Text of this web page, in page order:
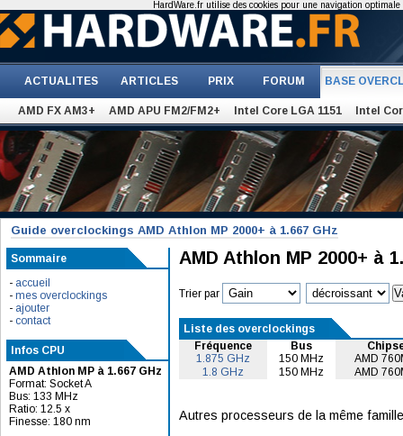
ACTUALITES ARTICLES PRIX FORUM BASE
AMD FX AM3+ AMD APU FM2/FM2+ Intel Core LGA 1151 Intel
Guide overclockings AMD Athlon MP 2000+ à 1.667 GHz
Sommaire
- accueil
- mes overclockings
- ajouter
- contact
Infos CPU
AMD Athlon MP à 1.667 GHz
Format: Socket A
Bus: 133 MHz
Ratio: 12.5 x
Finesse: 180 nm
AMD Athlon MP 2000+ à
Trier par
Liste des overclockings
Fréquence
Bus
1.875 GHz
150 MHz
AMD
1.8 GHz
150 MHz AMD
Autres processeurs de la même
HardWare.fr utilise des cookies pour une navigation